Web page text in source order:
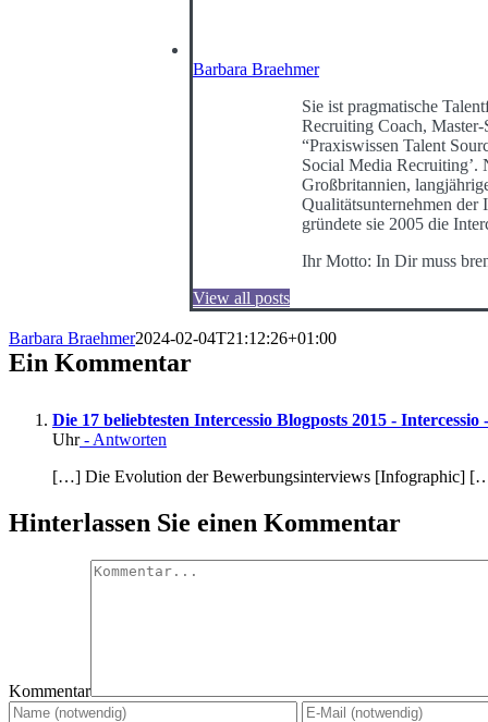
Barbara Braehmer
Sie ist pragmatische
Recruiting Coach,
“Praxiswissen Talent
Social Media
Großbritannien,
Qualitätsunternehmen der
gründete sie 2005 die
Ihr Motto: In Dir muss
View all posts
Barbara Braehmer2024-02-04T21:12:26+01:00
Ein Kommentar
Die 17 beliebtesten Intercessio Blogposts 2015 -
Uhr- Antworten
[…] Die Evolution der Bewerbungsinterviews [Infographic]
Hinterlassen Sie einen Kommentar
Kommentar